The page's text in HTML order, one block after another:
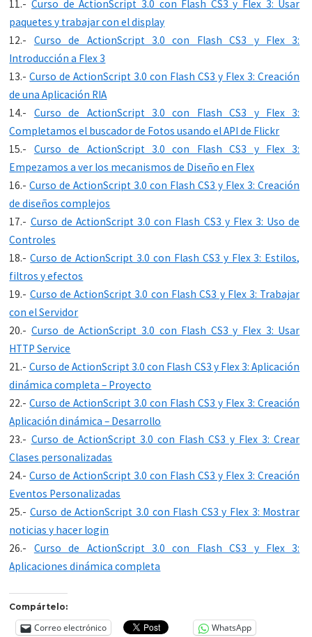
11.-Curso de ActionScript 3.0 con Flash CS3 y Flex 3: Usar
paquetes y trabajar con el display
12.- Curso de ActionScript 3.0 con Flash CS3 y Flex 3:
Introducción a Flex 3
13.-Curso de ActionScript 3.0 con Flash CS3 y Flex 3: Creación
de una Aplicación RIA
14.- Curso de ActionScript 3.0 con Flash CS3 y Flex 3:
Completamos el buscador de Fotos usando el API de Flickr
15.- Curso de ActionScript 3.0 con Flash CS3 y Flex 3:
Empezamos a ver los mecanismos de Diseño en Flex
16.-Curso de ActionScript 3.0 con Flash CS3 y Flex 3: Creación
de diseños complejos
17.- Curso de ActionScript 3.0 con Flash CS3 y Flex 3: Uso de
Controles
18.-Curso de ActionScript 3.0 con Flash CS3 y Flex 3: Estilos,
filtros y efectos
19.- Curso de ActionScript 3.0 con Flash CS3 y Flex 3: Trabajar
con el Servidor
20.-Curso de ActionScript 3.0 con Flash CS3 y Flex 3: Usar
HTTP Service
21.- Curso de ActionScript 3.0 con Flash CS3 y Flex 3: Aplicación
dinámica completa – Proyecto
22.-Curso de ActionScript 3.0 con Flash CS3 y Flex 3: Creación
Aplicación dinámica – Desarrollo
23.- Curso de ActionScript 3.0 con Flash CS3 y Flex 3: Crear
Clases personalizadas
24.-Curso de ActionScript 3.0 con Flash CS3 y Flex 3: Creación
Eventos Personalizadas
25.-Curso de ActionScript 3.0 con Flash CS3 y Flex 3: Mostrar
noticias y hacer login
26.- Curso de ActionScript 3.0 con Flash CS3 y Flex 3:
Aplicaciones dinámica completa
Compártelo:
Correo electrónico WhatsApp